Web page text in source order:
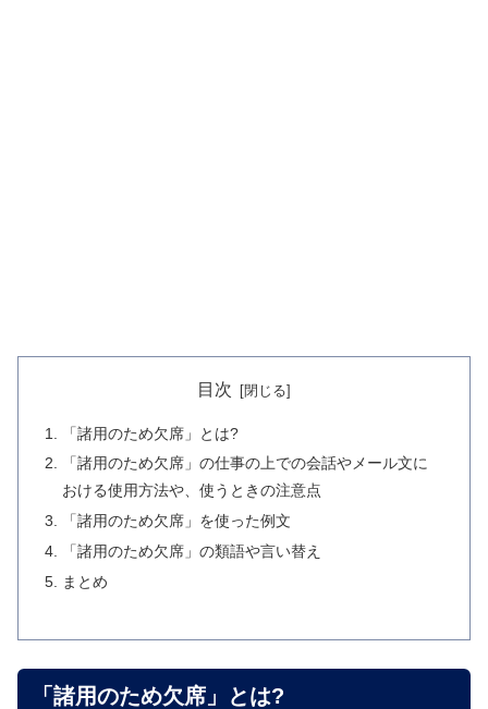
目次
「諸用のため欠席」とは?
「諸用のため欠席」の仕事の上での会話やメール文に
おける使用方法や、使うときの注意点
「諸用のため欠席」を使った例文
「諸用のため欠席」の類語や言い替え
まとめ
「諸用のため欠席」とは?